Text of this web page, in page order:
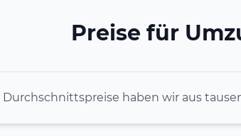
Preise für
Durchschnittspreise haben wir aus